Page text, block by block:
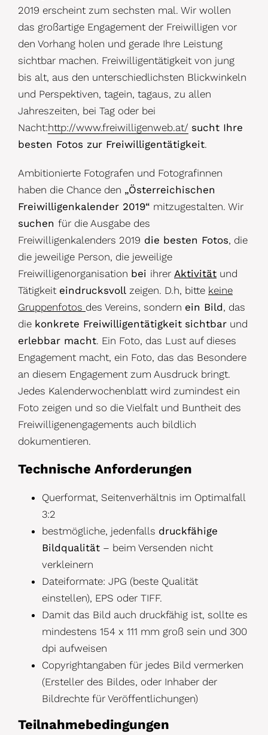
2019 erscheint zum sechsten mal. Wir wollen
das großartige Engagement der Freiwilligen vor
den Vorhang holen und gerade Ihre Leistung
sichtbar machen. Freiwilligentätigkeit von jung
bis alt, aus den unterschiedlichsten Blickwinkeln
und Perspektiven, tagein, tagaus, zu allen
Jahreszeiten, bei Tag oder bei
Nacht:http://www.freiwilligenweb.at/ sucht Ihre
besten Fotos zur Freiwilligentätigkeit.
Ambitionierte Fotografen und Fotografinnen
haben die Chance den „Österreichischen
Freiwilligenkalender 2019“ mitzugestalten. Wir
suchen für die Ausgabe des
Freiwilligenkalenders 2019 die besten Fotos, die
die jeweilige Person, die jeweilige
Freiwilligenorganisation bei ihrer Aktivität und
Tätigkeit eindrucksvoll zeigen. D.h, bitte keine
Gruppenfotos des Vereins, sondern ein Bild, das
die konkrete Freiwilligentätigkeit sichtbar und
erlebbar macht. Ein Foto, das Lust auf dieses
Engagement macht, ein Foto, das das Besondere
an diesem Engagement zum Ausdruck bringt.
Jedes Kalenderwochenblatt wird zumindest ein
Foto zeigen und so die Vielfalt und Buntheit des
Freiwilligenengagements auch bildlich
dokumentieren.
Technische Anforderungen
Querformat, Seitenverhältnis im Optimalfall
3:2
bestmögliche, jedenfalls druckfähige
Bildqualität – beim Versenden nicht
verkleinern
Dateiformate: JPG (beste Qualität
einstellen), EPS oder TIFF.
Damit das Bild auch druckfähig ist, sollte es
mindestens 154 x 111 mm groß sein und 300
dpi aufweisen
Copyrightangaben für jedes Bild vermerken
(Ersteller des Bildes, oder Inhaber der
Bildrechte für Veröffentlichungen)
Teilnahmebedingungen